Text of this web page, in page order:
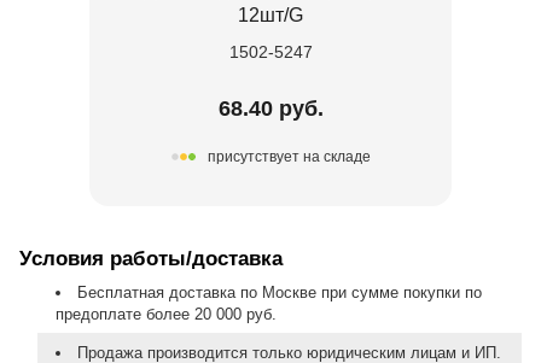
12шт/G
1502-5247
68.40 руб.
присутствует на складе
Условия работы/доставка
Бесплатная доставка по Москве при сумме покупки по
предоплате более 20 000 руб.
Продажа производится только юридическим лицам и ИП.